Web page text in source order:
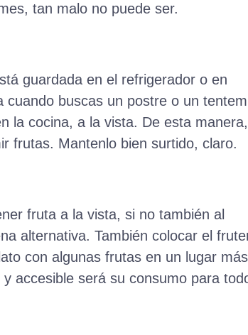
tan malo no puede ser.
guardada en el refrigerador o en
buscas un postre o un
la cocina, a la vista. De esta manera,
frutas. Mantenlo bien surtido, claro.
fruta a la vista, si no también al
alternativa. También colocar el
con algunas frutas en un lugar
accesible será su consumo para